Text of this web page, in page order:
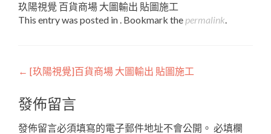
玖陽視覺 百貨商場 大圖輸出 貼圖施工
This entry was posted in . Bookmark the permalink.
Post
navigation
← [玖陽視覺]百貨商場 大圖輸出 貼圖施工
發佈留言
發佈留言必須填寫的電子郵件地址不會公開。 必填欄